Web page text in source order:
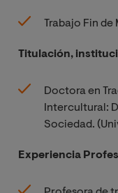
Trabajo Fin de
Titulación,
Doctora en
Intercultural:
Sociedad.
Experiencia